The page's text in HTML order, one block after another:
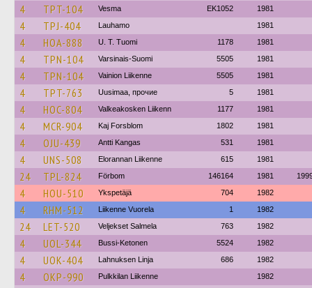
4 TPT-104 Vesma EK1052 1981
4 TPJ-404 Lauhamo 1981
4 HOA-888 U. T. Tuomi 1178 1981
4 TPN-104 Varsinais-Suomi 5505 1981
4 TPN-104 Vainion Liikenne 5505 1981
4 TPT-763 Uusimaa, прочие 5 1981
4 HOC-804 Valkeakosken Liikenn 1177 1981
4 MCR-904 Kaj Forsblom 1802 1981
4 OJU-439 Antti Kangas 531 1981
4 UNS-508 Elorannan Liikenne 615 1981
24 TPL-824 Förbom 146164 1981
4 HOU-510 Ykspetäjä 704 1982
4 RHM-512 Liikenne Vuorela 1 1982
24 LET-520 Veljekset Salmela 763 1982
4 UOL-344 Bussi-Ketonen 5524 1982
4 UOK-404 Lahnuksen Linja 686 1982
4 OKP-990 Pulkkilan Liikenne 1982